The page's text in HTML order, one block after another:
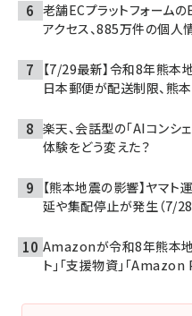
老舗ECプラットフォームの
アクセス、885万件の個人
【7/29最新】令和8年熊本
日本郵便が配送制限、熊
楽天、会話型の「AIコンシ
体験をどう変えた？
【熊本地震の影響】ヤマト
延や集配停止が発生（7/28
Amazonが令和8年熊本地
ト」「支援物資」「